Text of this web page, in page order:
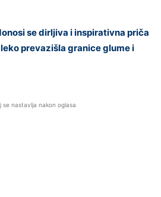
se dirljiva i inspirativna priča
prevazišla granice glume i
se nastavlja nakon oglasa